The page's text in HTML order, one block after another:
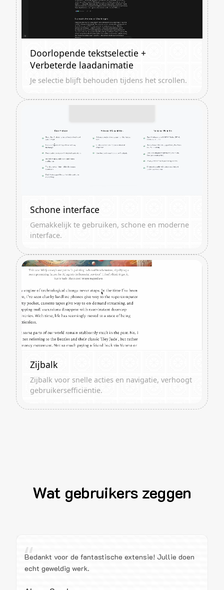
Doorlopende tekstselectie +
Verbeterde laadanimatie
Je selectie blijft behouden tijdens het scrollen.
Schone interface
Gemakkelijk te gebruiken, schone en moderne
interface.
Zijbalk
Zijbalk voor snelle acties en navigatie, verhoogt
gebruikersefficiëntie.
Wat gebruikers zeggen
“
Bedankt voor de fantastische extensie! Jullie doen
echt geweldig werk.